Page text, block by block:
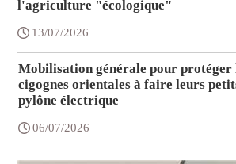
l'agriculture "écologique"
13/07/2026
Mobilisation générale pour protéger
cigognes orientales à faire leurs
pylône électrique
06/07/2026